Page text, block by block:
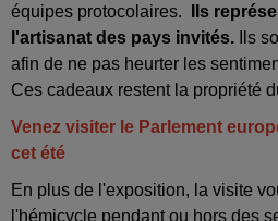
équipes protocolaires.
Ils
l'artisanat des pays invités. Ils
afin de ne pas heurter les
Ces cadeaux restent la propriété
Venez visiter le Parlement
cet été
En plus de l'exposition, la visite
l'hémicycle pendant ou hors des